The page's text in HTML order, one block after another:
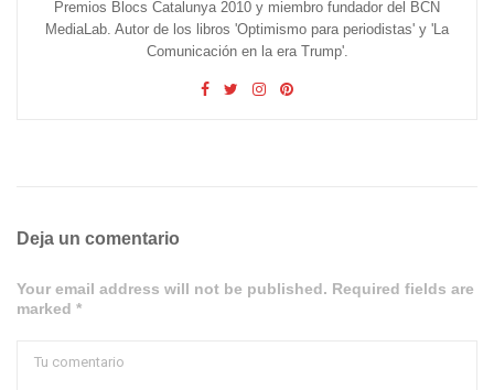
Premios Blocs Catalunya 2010 y miembro fundador del BCN
MediaLab. Autor de los libros 'Optimismo para periodistas' y 'La
Comunicación en la era Trump'.
Deja un comentario
Your email address will not be published. Required fields are
marked *